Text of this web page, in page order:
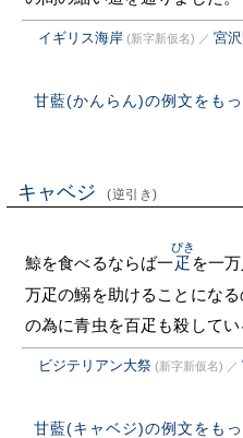
イギリス海岸 (新字新仮名) ／ 宮
甘藍(かんらん)の例文をもっ
キャベジ (逆引き)
鯨を食べるならば一 疋
ぴき
を一
万疋の鰯を助けることにな
の為に青虫を百疋も殺してい
ビジテリアン大祭 (新字新仮名) ／
甘藍(キャベジ)の例文をもっ